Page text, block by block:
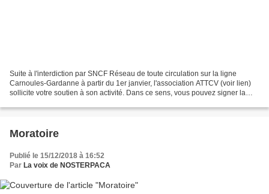
Suite à l'interdiction par SNCF Réseau de toute circulation sur la ligne
Carnoules-Gardanne à partir du 1er janvier, l'association ATTCV (voir lien)
sollicite votre soutien à son activité. Dans ce sens, vous pouvez signer la
Moratoire
Publié le 15/12/2018 à 16:52
Par La voix de NOSTERPACA